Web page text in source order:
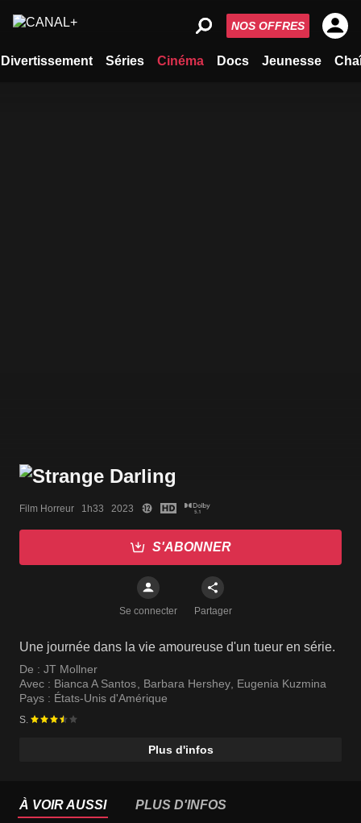
Divertissement Séries Cinéma Docs Jeunesse
NOS OFFRES
Film Horreur   1h33   2023
S'ABONNER
Se connecter Partager
Une journée dans la vie amoureuse d'un tueur en série.
De : JT Mollner
Avec : Bianca A Santos, Barbara Hershey, Eugenia Kuzmina
Pays : États-Unis d'Amérique
S.
Plus d'infos
À VOIR AUSSI PLUS D'INFOS